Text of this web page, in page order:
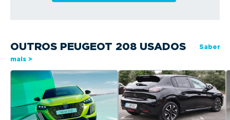
OUTROS PEUGEOT 208 USADOS
Saber
mais >